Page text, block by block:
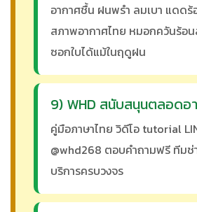
อากาศชื้น ฝนพรำ ลมเบา แดดร้
สภาพอากาศไทย หมอกควันร้อ
ซอกใบได้แม้ในฤดูฝน
9) WHD สนับสนุนตลอดอ
คู่มือภาษาไทย วิดีโอ tutorial
@whd268 ตอบคำถามฟรี ทีมช่
บริการครบวงจร